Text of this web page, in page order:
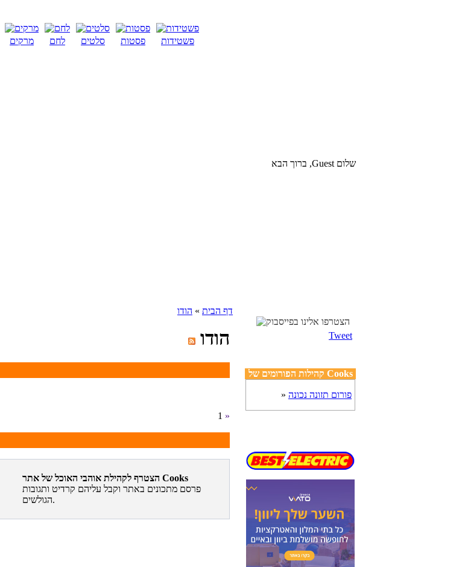
מרקים לחם סלטים פסטות פשטידות
שלום Guest, ברוך הבא
דף הבית » הודו
הודו
1 »
הצטרף לקהילת אוהבי האוכל של אתר Cooks
פרסם מתכונים באתר וקבל עליהם קרדיט ותגובות
הגולשים.
Tweet
קהילות הפורומים של Cooks
» פורום תזונה נכונה